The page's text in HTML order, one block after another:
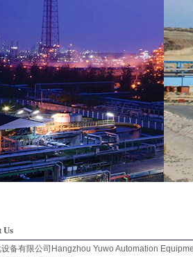
Us
备有限公司Hangzhou Yuwo Automation